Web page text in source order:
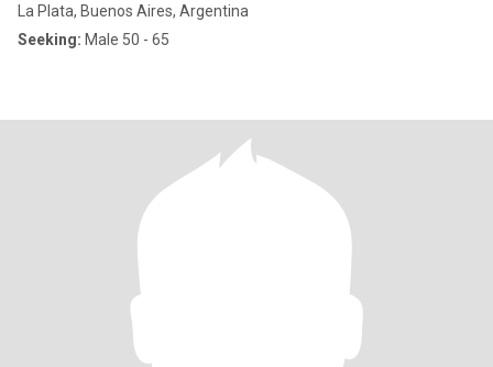
La Plata, Buenos Aires, Argentina
Seeking: Male 50 - 65